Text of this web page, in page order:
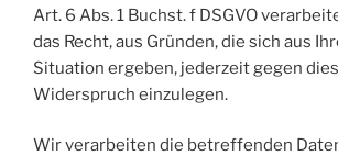
Art. 6 Abs. 1 Buchst. f DSGVO
das Recht, aus Gründen, die sich aus
Situation ergeben, jederzeit gegen
Widerspruch einzulegen.
Wir verarbeiten die betreffenden